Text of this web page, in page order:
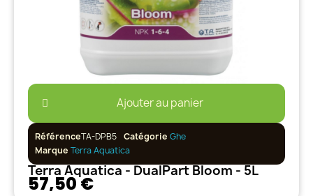
Ajouter au panier
RéférenceTA-DPB5 Catégorie Ghe
Marque Terra Aquatica
Terra Aquatica - DualPart Bloom - 5L
57,50 €